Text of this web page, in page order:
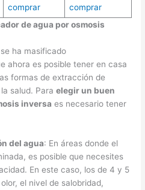
comprar
comprar
de agua por osmosis
ha masificado
ahora es posible tener en casa
formas de extracción de
salud. Paraelegir un buen
inversa es necesario tener
del agua: En áreas donde el
es posible que necesites
En este caso, los de 4 y 5
el nivel de salobridad,